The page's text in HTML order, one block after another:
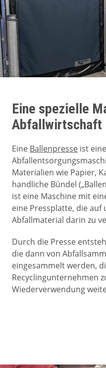
Eine spezielle
Abfallwirtschaft
Eine Ballenpresse ist
Materialien wie Papier,
handliche Bündel
ist eine Maschine mit
eine Pressplatte, die auf
Abfallmaterial darin zu
Durch die Presse
die dann von
eingesammelt werden,
Recyclingunternehmen
Wiederverwendung